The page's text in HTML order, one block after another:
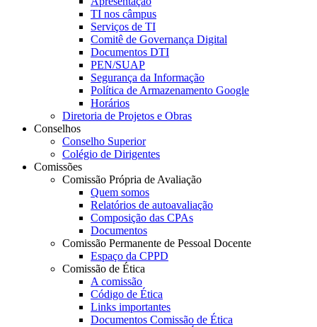
TI nos câmpus
Serviços de TI
Comitê de Governança Digital
Documentos DTI
PEN/SUAP
Segurança da Informação
Política de Armazenamento Google
Horários
Diretoria de Projetos e Obras
Conselhos
Conselho Superior
Colégio de Dirigentes
Comissões
Comissão Própria de Avaliação
Quem somos
Relatórios de autoavaliação
Composição das CPAs
Documentos
Comissão Permanente de Pessoal Docente
Espaço da CPPD
Comissão de Ética
A comissão
Código de Ética
Links importantes
Documentos Comissão de Ética